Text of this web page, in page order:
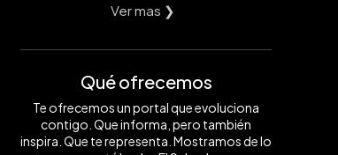
Ver mas ❯
Qué ofrecemos
Te ofrecemos un portal que evoluciona
contigo. Que informa, pero también
inspira. Que te representa. Mostramos de lo